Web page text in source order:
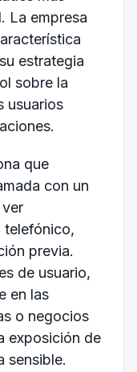
La empresa
estrategia
sobre la
usuarios
que
con un
telefónico,
previa.
de usuario,
en las
o negocios
exposición de
sensible.